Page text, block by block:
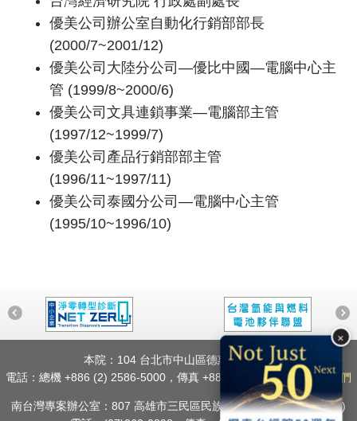
×
優美公司辦公室自動化行銷部部長
(2000/7~2001/12)
優美公司大陸分公司—優比中國—電腦中心主
管 (1999/8~2000/6)
優美公司文具連鎖事業—電腦部主管
(1997/12~1999/7)
優美公司產品行銷部部主管
(1996/11~1997/11)
優美公司泰國分公司—電腦中心主管
(1995/10~1996/10)
本院：104 台北市中山區德惠街16-8號
電話：總機 +886 (2) 2586-5000，傳真 +886 (2) 2586-8855 聯絡我們
南台灣專案辦公室：807 高雄市三民區民族一路80號2樓之1 (A11室)